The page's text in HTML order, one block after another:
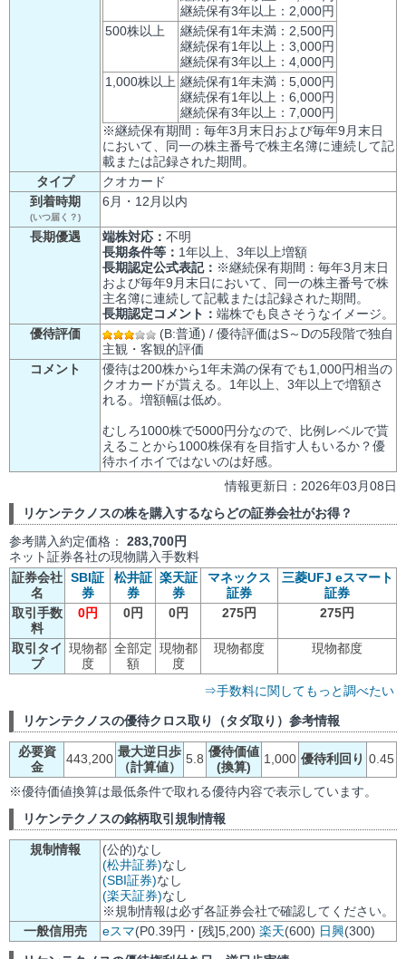
継続保有3年以上：2,000円
500株以上
継続保有1年未満：2,500円
継続保有1年以上：3,000円
継続保有3年以上：4,000円
1,000株以上 継続保有1年未満：5,000円
継続保有1年以上：6,000円
継続保有3年以上：7,000円
※継続保有期間：毎年3月末日および毎年9月末日
において、同一の株主番号で株主名簿に連続して記
載または記録された期間。
タイプ
クオカード
到着時期
(いつ届く？)
6月・12月以内
長期優遇 端株対応： 不明
長期条件等： 1年以上、3年以上増額
長期認定公式表記： ※継続保有期間：毎年3月末日
および毎年9月末日において、同一の株主番号で株
主名簿に連続して記載または記録された期間。
長期認定コメント： 端株でも良さそうなイメージ。
優待評価
(B:普通) / 優待評価はS～Dの5段階で独自
主観・客観的評価
コメント
優待は200株から1年未満の保有でも1,000円相当の
クオカードが貰える。1年以上、3年以上で増額さ
れる。増額幅は低め。
むしろ1000株で5000円分なので、比例レベルで貰
えることから1000株保有を目指す人もいるか？優
待ホイホイではないのは好感。
情報更新日：2026年03月08日
リケンテクノスの株を購入するならどの証券会社がお得？
参考購入約定価格： 283,700円
ネット証券各社の現物購入手数料
証券会社
名
SBI証
券
松井証
券
楽天証
券
マネックス
証券
三菱UFJ eスマート
証券
取引手数
料
0円 0円 0円 275円 275円
取引タイ
プ
現物都
度
全部定
額
現物都
度
現物都度 現物都度
⇒手数料に関してもっと調べたい
リケンテクノスの優待クロス取り（タダ取り）参考情報
必要資
金
443,200 最大逆日歩
（計算値）
5.8 優待価値
(換算)
1,000 優待利回り 0.45
※優待価値換算は最低条件で取れる優待内容で表示しています。
リケンテクノスの銘柄取引規制情報
規制情報
(公的)なし
(松井証券)なし
(SBI証券)なし
(楽天証券)なし
※規制情報は必ず各証券会社で確認してください。
一般信用売
eスマ(P0.39円・[残]5,200) 楽天(600) 日興(300)